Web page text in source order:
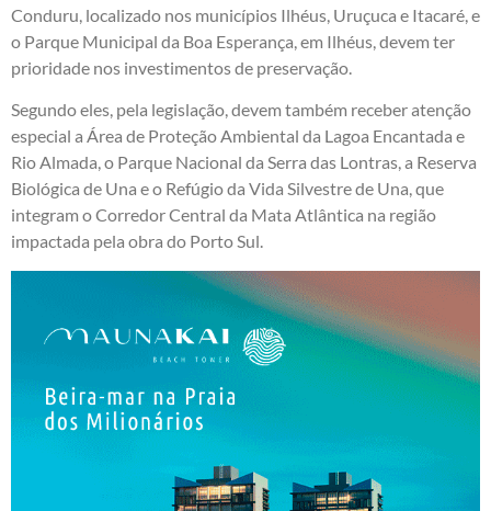
Conduru, localizado nos municípios Ilhéus, Uruçuca e Itacaré, e
o Parque Municipal da Boa Esperança, em Ilhéus, devem ter
prioridade nos investimentos de preservação.
Segundo eles, pela legislação, devem também receber atenção
especial a Área de Proteção Ambiental da Lagoa Encantada e
Rio Almada, o Parque Nacional da Serra das Lontras, a Reserva
Biológica de Una e o Refúgio da Vida Silvestre de Una, que
integram o Corredor Central da Mata Atlântica na região
impactada pela obra do Porto Sul.